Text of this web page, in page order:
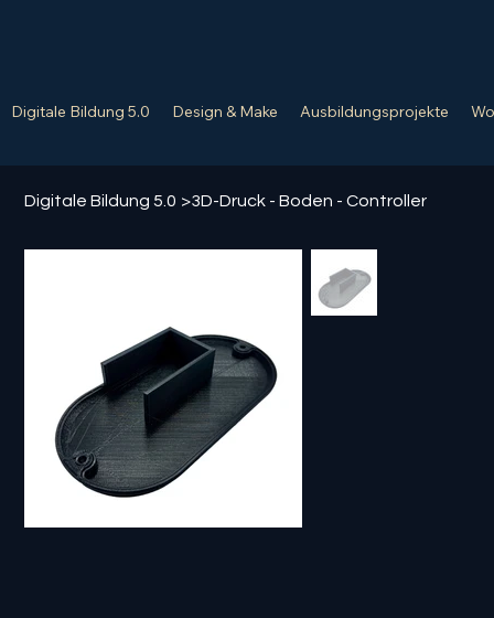
Digitale Bildung 5.0 Design & Make Ausbildungsprojekte
Digitale Bildung 5.0 >3D-Druck - Boden - Controller